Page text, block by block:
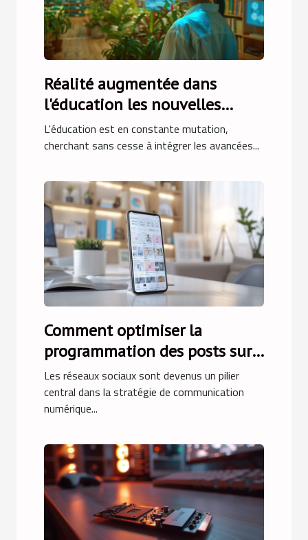
Réalité augmentée dans
l'éducation les nouvelles
méthodes d'apprentissage
L'éducation est en constante mutation,
cherchant sans cesse à intégrer les avancées...
Comment optimiser la
programmation des posts sur
les réseaux sociaux
Les réseaux sociaux sont devenus un pilier
central dans la stratégie de communication
numérique...